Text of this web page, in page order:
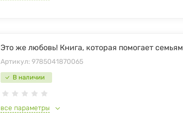
В наличии
Это же любовь! Книга, которая помогает семьям
Артикул: 9785041870065
все параметры